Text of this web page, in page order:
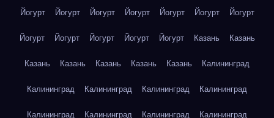
Йогурт Йогурт Йогурт Йогурт Йогурт Йогурт Йогурт
Йогурт Йогурт Йогурт Йогурт Йогурт Казань Казань
Казань Казань Казань Казань Казань Калининград
Калининград Калининград Калининград Калининград
Калининград Калининград Калининград Калининград